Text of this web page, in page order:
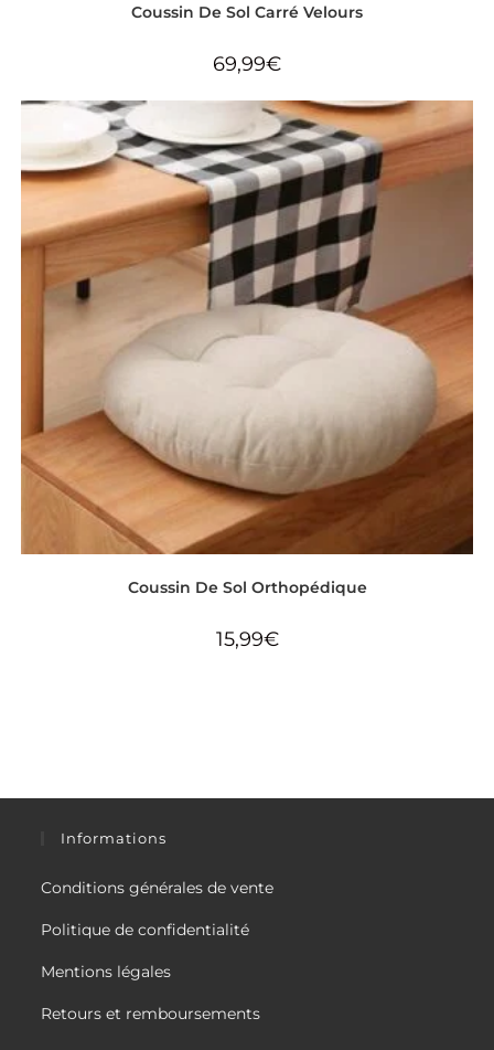
Coussin De Sol Carré Velours
69,99€
Coussin De Sol Orthopédique
15,99€
Informations
Conditions générales de vente
Politique de confidentialité
Mentions légales
Retours et remboursements